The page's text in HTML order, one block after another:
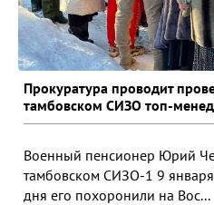
Прокуратура проводит
тамбовском СИЗО топ-
Военный пенсионер Юрий
тамбовском СИЗО-1 9
дня его похоронили на Вос...